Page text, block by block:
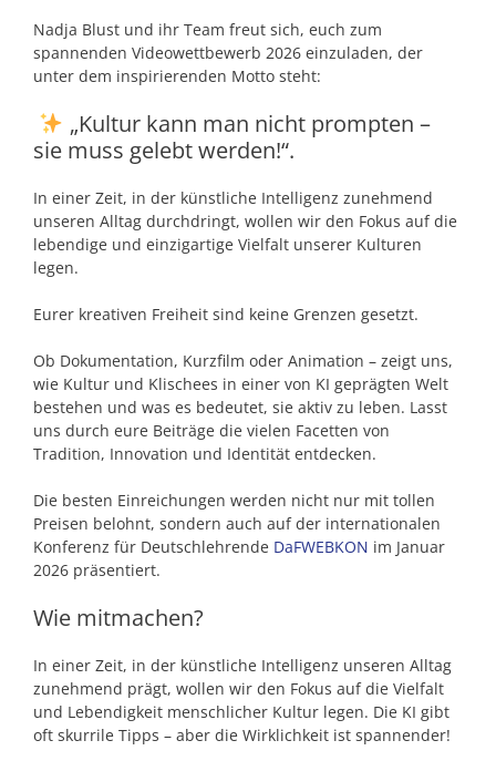
Nadja Blust und ihr Team freut sich, euch zum
spannenden Videowettbewerb 2026 einzuladen, der
unter dem inspirierenden Motto steht:
„Kultur kann man nicht prompten –
sie muss gelebt werden!“.
In einer Zeit, in der künstliche Intelligenz zunehmend
unseren Alltag durchdringt, wollen wir den Fokus auf die
lebendige und einzigartige Vielfalt unserer Kulturen
legen.
Eurer kreativen Freiheit sind keine Grenzen gesetzt.
Ob Dokumentation, Kurzfilm oder Animation – zeigt uns,
wie Kultur und Klischees in einer von KI geprägten Welt
bestehen und was es bedeutet, sie aktiv zu leben. Lasst
uns durch eure Beiträge die vielen Facetten von
Tradition, Innovation und Identität entdecken.
Die besten Einreichungen werden nicht nur mit tollen
Preisen belohnt, sondern auch auf der internationalen
Konferenz für Deutschlehrende DaFWEBKON im Januar
2026 präsentiert.
Wie mitmachen?
In einer Zeit, in der künstliche Intelligenz unseren Alltag
zunehmend prägt, wollen wir den Fokus auf die Vielfalt
und Lebendigkeit menschlicher Kultur legen. Die KI gibt
oft skurrile Tipps – aber die Wirklichkeit ist spannender!